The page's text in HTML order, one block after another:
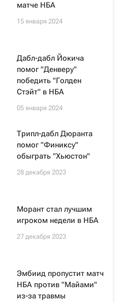
матче НБА
15 января 2024
Дабл-дабл Йокича
помог "Денверу"
победить "Голден
Стэйт" в НБА
05 января 2024
Трипл-дабл Дюранта
помог "Финиксу"
обыграть "Хьюстон"
28 декабря 2023
Морант стал лучшим
игроком недели в НБА
27 декабря 2023
Эмбиид пропустит матч
НБА против "Майами"
из-за травмы